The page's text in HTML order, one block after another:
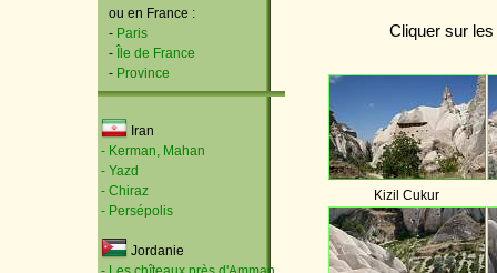
ou en France :
- Paris
-
Île de France
- Province
Iran
- Kerman, Mahan
- Yazd
- Chiraz
- Persépolis
Jordanie
Cliquer sur
Kizil Cukur